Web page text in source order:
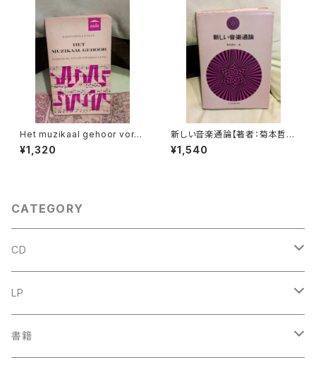
Het muzikaal gehoor vormi
ng en ontwikkeling【著者：T
HEO WILLEMZE】出版社：UT
¥1,320
新しい音楽通論【著者：菊本哲
也】出版社：全音楽譜出版社 昭
和50年
¥1,540
CATEGORY
CD
古楽
中古CD
古楽以外
LP
古楽
書籍